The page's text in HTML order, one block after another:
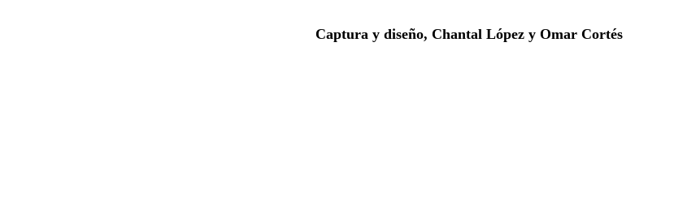
Captura y diseño, Chantal López y Omar Cortés